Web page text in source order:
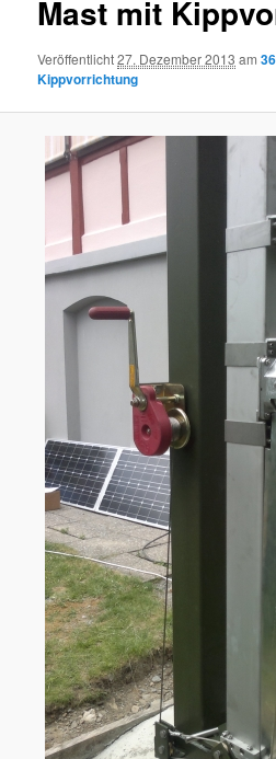
Mast mit
Veröffentlicht27. Dezember 2013 am
Kippvorrichtung